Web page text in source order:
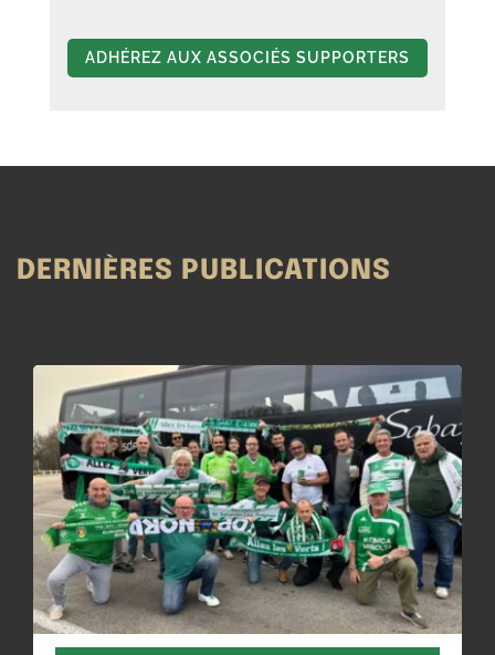
ADHÉREZ AUX ASSOCIÉS SUPPORTERS
DERNIÈRES PUBLICATIONS